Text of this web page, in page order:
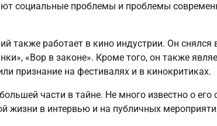
социальные проблемы и проблемы
работает в кино индустрии. Он снялся
«Вор в законе». Кроме того, он также
признание на фестивалях и в кинокритиках.
части в тайне. Не много известно о его
жизни в интервью и на публичных